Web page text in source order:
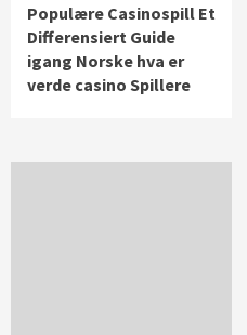
Populære Casinospill Et
Differensiert Guide
igang Norske hva er
verde casino Spillere